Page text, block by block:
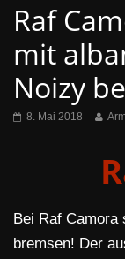
Raf
mit
Noizy
8. Mai 2018
Bei Raf
bremsen! Der